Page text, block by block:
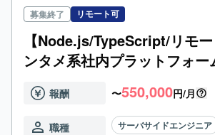
募集終了 リモート可
【Node.js/TypeScript/リモ
ンタメ系社内プラットフォ
報酬 〜550,000円/月
職種 サーバサイドエンジニア